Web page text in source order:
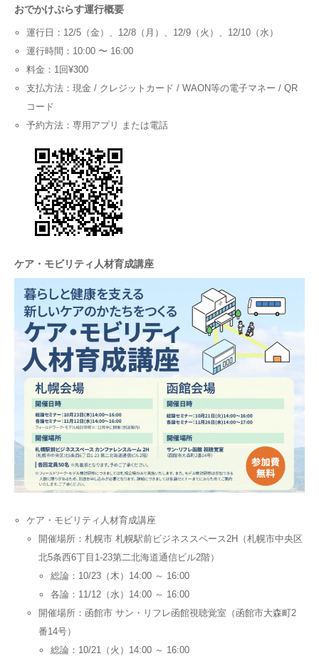
おでかけぷらす運行概要
運行日：12/5（金）、12/8（月）、12/9（火）、12/10（水）
運行時間：10:00 〜 16:00
料金：1回¥300
支払方法：現金 / クレジットカード / WAON等の電子マネー / QR
コード
予約方法：専用アプリ または電話
ケア・モビリティ人材育成講座
ケア・モビリティ人材育成講座
開催場所：札幌市 札幌駅前ビジネススペース2H（札幌市中央区
北5条西6丁目1-23第二北海道通信ビル2階）
総論：10/23（木）14:00 ～ 16:00
各論：11/12（水）14:00 ～ 16:00
開催場所：函館市 サン・リフレ函館視聴覚室（函館市大森町2
番14号）
総論：10/21（火）14:00 ～ 16:00